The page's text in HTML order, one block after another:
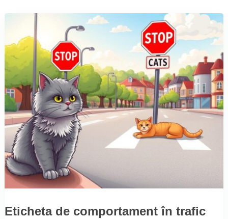
Eticheta de comportament în trafic